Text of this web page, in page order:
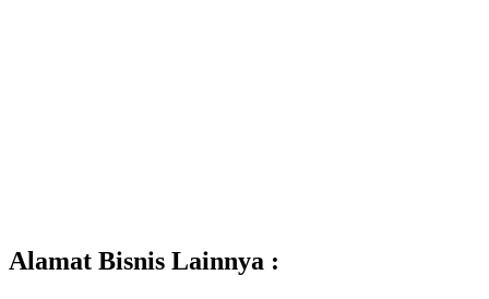
Alamat Bisnis Lainnya :